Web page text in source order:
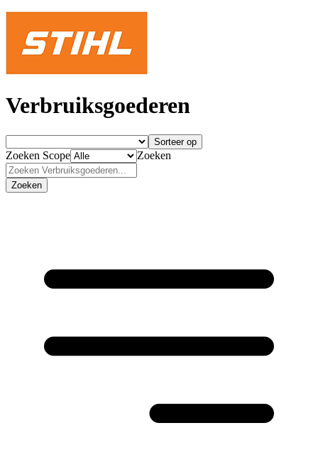
Verbruiksgoederen
Sorteer op
Zoeken Scope Zoeken
Zoeken